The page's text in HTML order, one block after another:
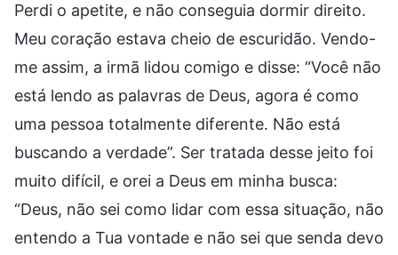
Perdi o apetite, e não conseguia dormir direito.
Meu coração estava cheio de escuridão. Vendo-
me assim, a irmã lidou comigo e disse: “Você não
está lendo as palavras de Deus, agora é como
uma pessoa totalmente diferente. Não está
buscando a verdade”. Ser tratada desse jeito foi
muito difícil, e orei a Deus em minha busca:
“Deus, não sei como lidar com essa situação, não
entendo a Tua vontade e não sei que senda devo